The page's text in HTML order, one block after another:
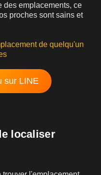
des emplacements, ce
proches sont sains et
de quelqu'un
sur LINE
localiser